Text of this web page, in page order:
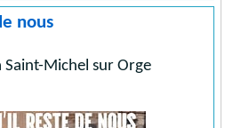
nous
Michel sur Orge